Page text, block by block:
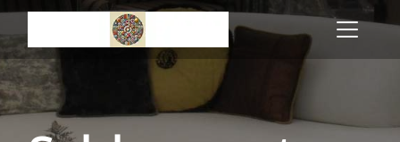
Skip
to
content